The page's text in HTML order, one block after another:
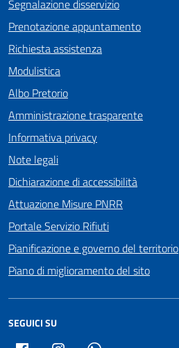
Segnalazione disservizio
Prenotazione appuntamento
Richiesta assistenza
Modulistica
Albo Pretorio
Amministrazione trasparente
Informativa privacy
Note legali
Dichiarazione di accessibilità
Attuazione Misure PNRR
Portale Servizio Rifiuti
Pianificazione e governo del territorio
Piano di miglioramento del sito
SEGUICI SU